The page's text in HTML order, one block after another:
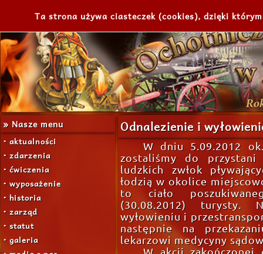
» Nasze menu
• aktualności
• zdarzenia
• ćwiczenia
• wyposażenie
• historia
• zarząd
• statut
• galeria
Odnalezienie i
W dniu 5.09.2012
zostaliśmy do
ludzkich zwłok
łodzią w okolice
to ciało
(30.08.2012) turysty.
wyłowieniu i
następnie na
lekarzowi medycyny
W akcji zakończonej
Ta strona używa ciasteczek (cookies), dzięki